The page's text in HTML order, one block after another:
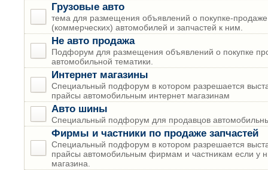
Грузовые авто
тема для размещения объявлений о покупке-продаже
(коммерческих) автомобилей и запчастей к ним.
Не авто продажа
Подфорум для размещения объявлений о покупке
автомобильной тематики.
Интернет магазины
Специальный подфорум в котором разрешается
прайсы автомобильным интернет магазинам
Авто шины
Специальный подфорум для продавцов
Фирмы и частники по продаже запчастей
Специальный подфорум в котором разрешается
прайсы автомобильным фирмам и частникам если у
магазина.